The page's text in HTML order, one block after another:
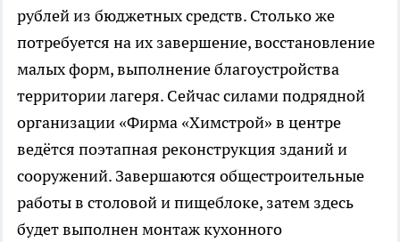
рублей из бюджетных средств. Столько же
потребуется на их завершение, восстановление
малых форм, выполнение благоустройства
территории лагеря. Сейчас силами подрядной
организации «Фирма «Химстрой» в центре
ведётся поэтапная реконструкция зданий и
сооружений. Завершаются общестроительные
работы в столовой и пищеблоке, затем здесь
будет выполнен монтаж кухонного